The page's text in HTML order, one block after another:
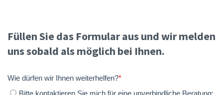
Füllen Sie das Formular aus und wir melden
uns sobald als möglich bei Ihnen.